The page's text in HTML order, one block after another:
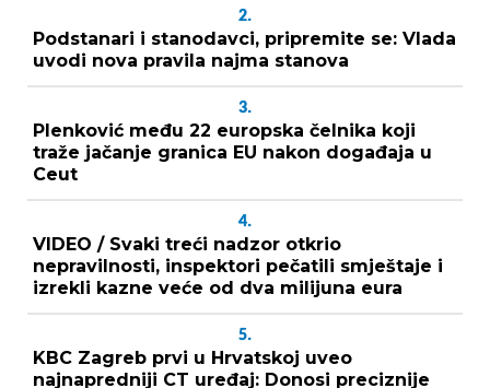
2.
Podstanari i stanodavci, pripremite se: Vlada
uvodi nova pravila najma stanova
3.
Plenković među 22 europska čelnika koji
traže jačanje granica EU nakon događaja u
Ceut
4.
VIDEO / Svaki treći nadzor otkrio
nepravilnosti, inspektori pečatili smještaje i
izrekli kazne veće od dva milijuna eura
5.
KBC Zagreb prvi u Hrvatskoj uveo
najnapredniji CT uređaj: Donosi preciznije